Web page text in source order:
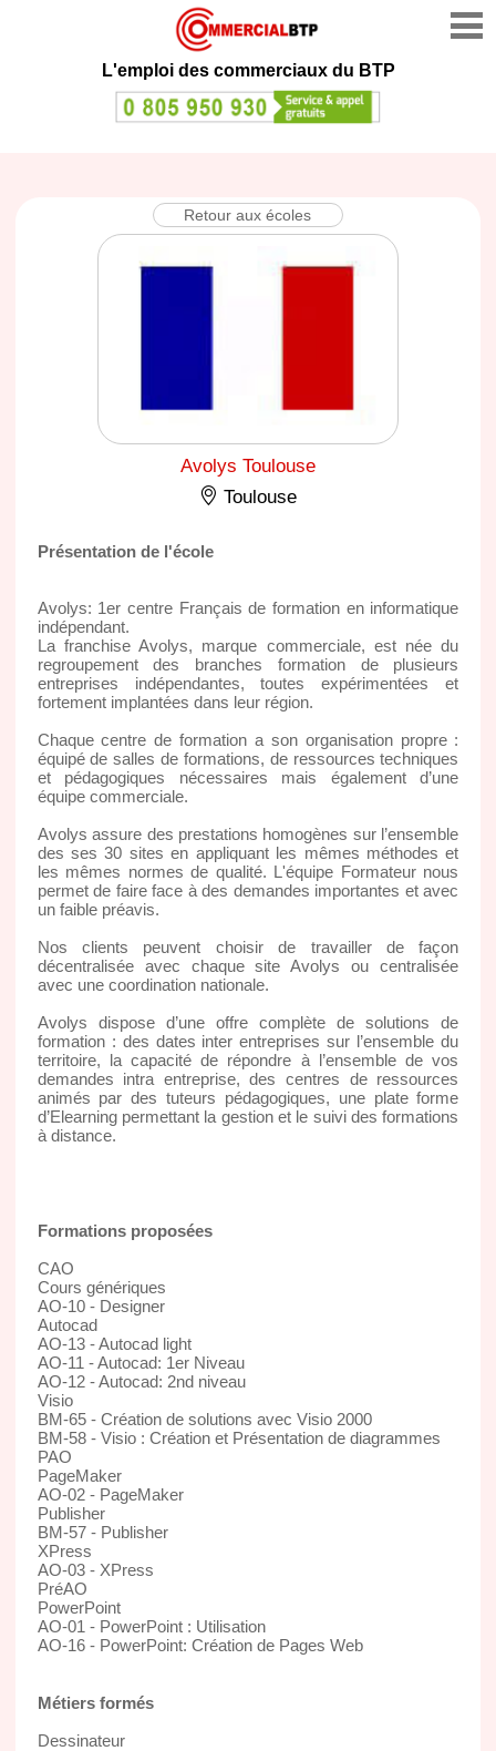
L'emploi des commerciaux du BTP
Retour aux écoles
Avolys Toulouse
Toulouse
Présentation de l'école
Avolys: 1er centre Français de formation en informatique
indépendant.
La franchise Avolys, marque commerciale, est née du
regroupement des branches formation de plusieurs
entreprises indépendantes, toutes expérimentées et
fortement implantées dans leur région.
Chaque centre de formation a son organisation propre :
équipé de salles de formations, de ressources techniques
et pédagogiques nécessaires mais également d’une
équipe commerciale.
Avolys assure des prestations homogènes sur l’ensemble
des ses 30 sites en appliquant les mêmes méthodes et
les mêmes normes de qualité. L'équipe Formateur nous
permet de faire face à des demandes importantes et avec
un faible préavis.
Nos clients peuvent choisir de travailler de façon
décentralisée avec chaque site Avolys ou centralisée
avec une coordination nationale.
Avolys dispose d’une offre complète de solutions de
formation : des dates inter entreprises sur l’ensemble du
territoire, la capacité de répondre à l’ensemble de vos
demandes intra entreprise, des centres de ressources
animés par des tuteurs pédagogiques, une plate forme
d’Elearning permettant la gestion et le suivi des formations
à distance.
Formations proposées
CAO
Cours génériques
AO-10 - Designer
Autocad
AO-13 - Autocad light
AO-11 - Autocad: 1er Niveau
AO-12 - Autocad: 2nd niveau
Visio
BM-65 - Création de solutions avec Visio 2000
BM-58 - Visio : Création et Présentation de diagrammes
PAO
PageMaker
AO-02 - PageMaker
Publisher
BM-57 - Publisher
XPress
AO-03 - XPress
PréAO
PowerPoint
AO-01 - PowerPoint : Utilisation
AO-16 - PowerPoint: Création de Pages Web
Métiers formés
Dessinateur